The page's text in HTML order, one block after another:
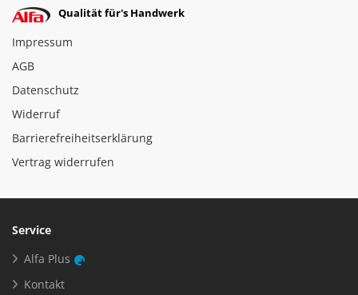
Qualität für's Handwerk
Impressum
AGB
Datenschutz
Widerruf
Barrierefreiheitserklärung
Vertrag widerrufen
Service
Alfa Plus
Kontakt